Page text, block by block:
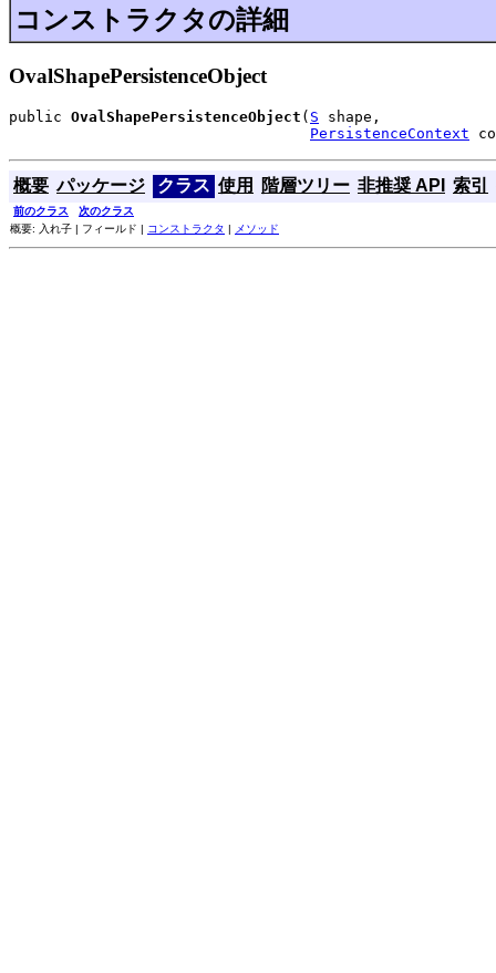
コンストラクタの詳細
OvalShapePersistenceObject
public OvalShapePersistenceObject ( S shape,
PersistenceContext
概要 パッケージ クラス 使用 階層ツリー 非推奨 API 索引
前のクラス
次のクラス
概要: 入れ子 | フィールド | コンストラクタ | メソッド